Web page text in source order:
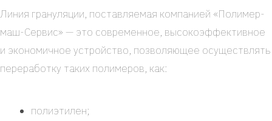
Линия гра­ну­ля­ции, постав­ля­е­мая ком­па­ни­ей «Поли­­мер­­
маш-Сер­вис» — это совре­мен­ное, высо­ко­эф­фек­тив­ное
и эко­но­мич­ное устрой­ство, поз­во­ля­ю­щее осу­ществ­лять
пере­ра­бот­ку таких поли­ме­ров, как:
поли­эти­лен;